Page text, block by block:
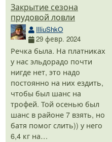
Закрытие сезона
прудовой ловли
IlliuShkO
29 февр. 2024
Речка была. На платниках
у нас эльдорадо почти
нигде нет, это надо
постоянно на них ездить,
чтобы был шанс на
трофей. Той осенью был
шанс в районе 7 взять, но
батя помог слить)) у него
6,4 кг на…